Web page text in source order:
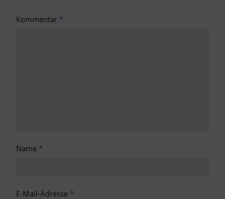
Kommentar *
Name *
E-Mail-Adresse *